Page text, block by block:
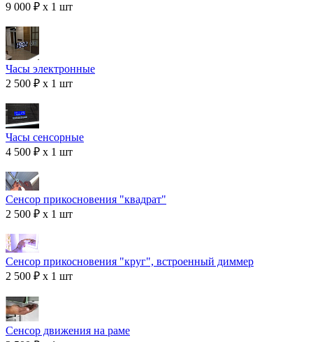
9 000 ₽ x 1 шт
Часы электронные
2 500 ₽ x 1 шт
Часы сенсорные
4 500 ₽ x 1 шт
Сенсор прикосновения "квадрат"
2 500 ₽ x 1 шт
Сенсор прикосновения "круг", встроенный диммер
2 500 ₽ x 1 шт
Сенсор движения на раме